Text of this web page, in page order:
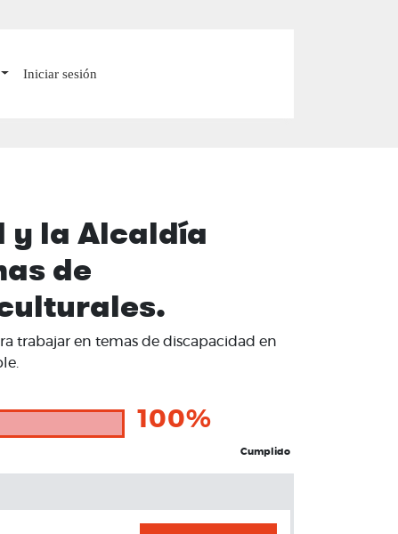
Iniciar sesión
y la Alcaldía
de
trabajar en temas de discapacidad en
100%
Cumplido